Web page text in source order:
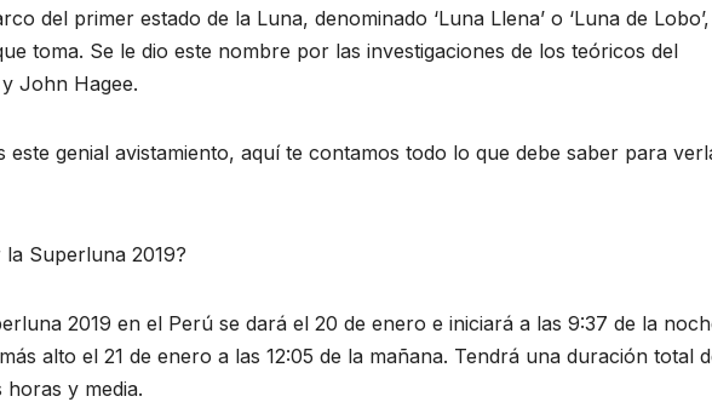
del primer estado de la Luna, denominado ‘Luna Llena’ o ‘Luna de
toma. Se le dio este nombre por las investigaciones de los teóricos del
John Hagee.
este genial avistamiento, aquí te contamos todo lo que debe saber para
Superluna 2019?
2019 en el Perú se dará el 20 de enero e iniciará a las 9:37 de la
alto el 21 de enero a las 12:05 de la mañana. Tendrá una duración total
y media.